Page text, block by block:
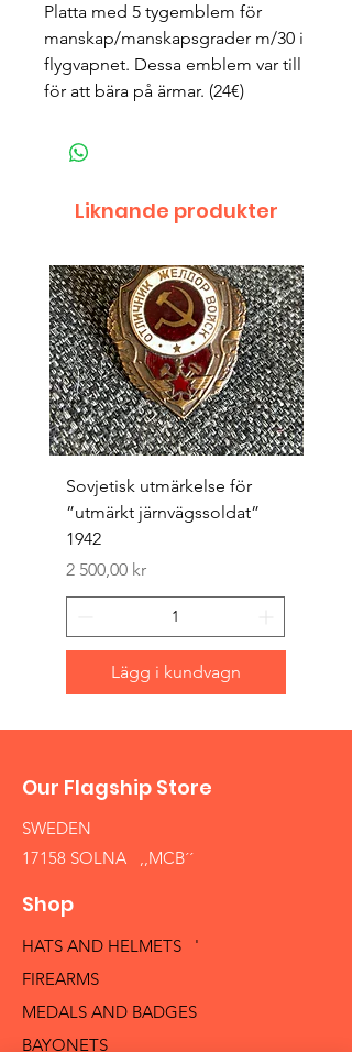
Platta med 5 tygemblem för
manskap/manskapsgrader m/30 i
flygvapnet. Dessa emblem var till
för att bära på ärmar. (24€)
Liknande produkter
Sovjetisk utmärkelse för
”utmärkt järnvägssoldat”
1942
Pris
2 500,00 kr
Lägg i kundvagn
Our Flagship Store
SWEDEN
17158 SOLNA ,,MCB´´
Shop
HATS AND HELMETS '
FIREARMS
MEDALS AND BADGES
BAYONETS